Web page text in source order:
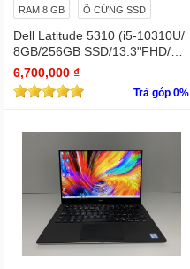
RAM 8 GB Ổ CỨNG SSD
Dell Latitude 5310 (i5-10310U/
8GB/256GB SSD/13.3"FHD/Wi
n11Pro)
6,700,000 ₫
Trả góp 0%